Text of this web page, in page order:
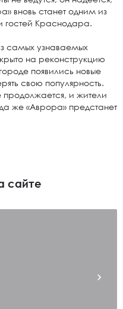
вновь станет одним из
гостей Краснодара.
самых узнаваемых
на реконструкцию
появились новые
свою популярность.
и жители
же «Аврора» предстанет
сайте